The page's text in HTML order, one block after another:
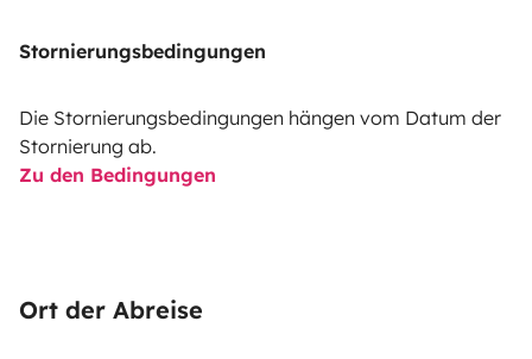
Stornierungsbedingungen
Die Stornierungsbedingungen hängen vom Datum der
Stornierung ab.
Zu den Bedingungen
Ort der Abreise